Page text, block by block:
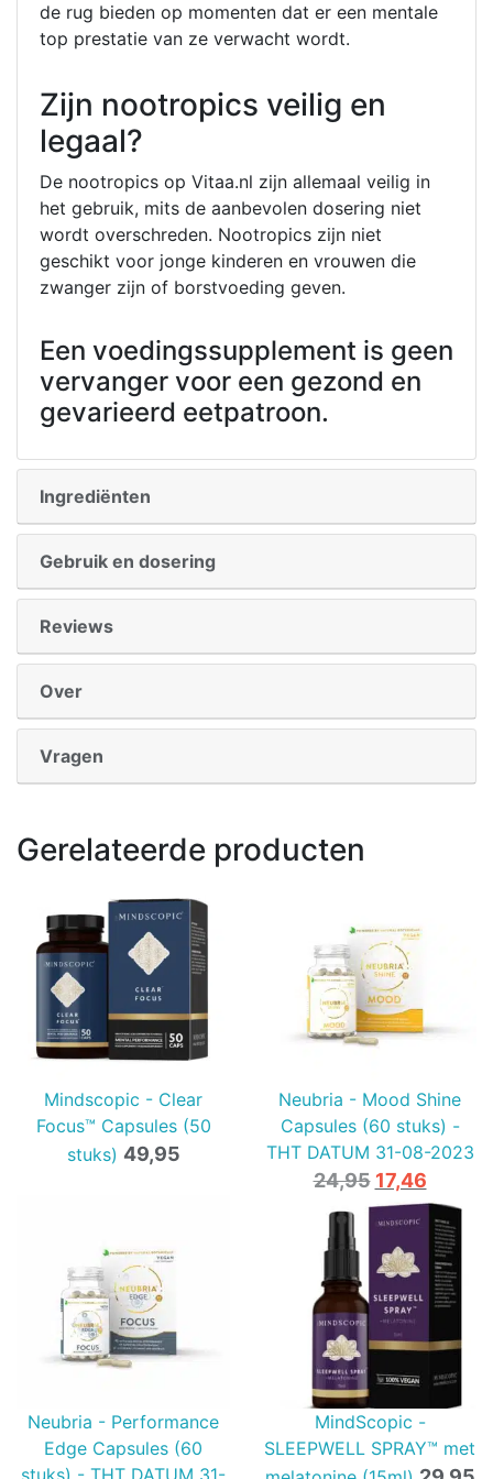
de rug bieden op momenten dat er een mentale
top prestatie van ze verwacht wordt.
Zijn nootropics veilig en
legaal?
De nootropics op Vitaa.nl zijn allemaal veilig in
het gebruik, mits de aanbevolen dosering niet
wordt overschreden. Nootropics zijn niet
geschikt voor jonge kinderen en vrouwen die
zwanger zijn of borstvoeding geven.
Een voedingssupplement is geen
vervanger voor een gezond en
gevarieerd eetpatroon.
Ingrediënten
Gebruik en dosering
Reviews
Over
Vragen
Gerelateerde producten
Mindscopic - Clear
Focus™ Capsules (50
stuks) 49,95
Neubria - Mood Shine
Capsules (60 stuks) -
THT DATUM 31-08-2023
24,95
prijs
24,95.
17,46
prijs
is:
17,46.
Neubria - Performance
Edge Capsules (60
stuks) - THT DATUM 31-
MindScopic -
SLEEPWELL SPRAY™ met